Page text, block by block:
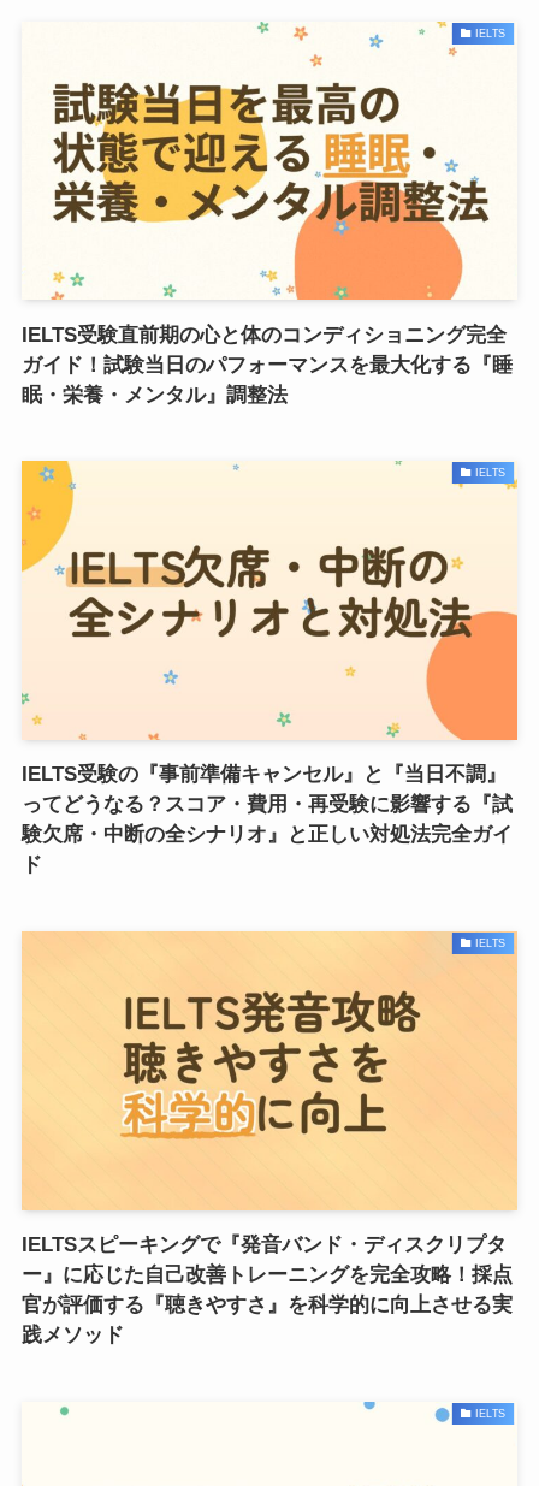
IELTS
IELTS受験直前期の心と体のコンディショニング完全
ガイド！試験当日のパフォーマンスを最大化する『睡
眠・栄養・メンタル』調整法
IELTS
IELTS受験の『事前準備キャンセル』と『当日不調』
ってどうなる？スコア・費用・再受験に影響する『試
験欠席・中断の全シナリオ』と正しい対処法完全ガイ
ド
IELTS
IELTSスピーキングで『発音バンド・ディスクリプタ
ー』に応じた自己改善トレーニングを完全攻略！採点
官が評価する『聴きやすさ』を科学的に向上させる実
践メソッド
IELTS